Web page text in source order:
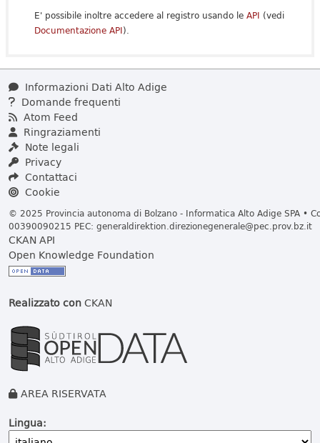
E' possibile inoltre accedere al registro usando le API (vedi
Documentazione API).
Informazioni Dati Alto Adige
Domande frequenti
Atom Feed
Ringraziamenti
Note legali
Privacy
Contattaci
Cookie
© 2025 Provincia autonoma di Bolzano - Informatica Alto Adige SPA •
00390090215 PEC: generaldirektion.direzionegenerale@pec.prov.bz.it
CKAN API
Open Knowledge Foundation
Realizzato conCKAN
AREA RISERVATA
Lingua